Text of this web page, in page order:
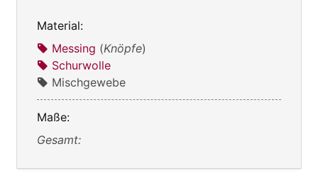
Material:
Messing (Knöpfe)
Schurwolle
Mischgewebe
Maße:
Gesamt: